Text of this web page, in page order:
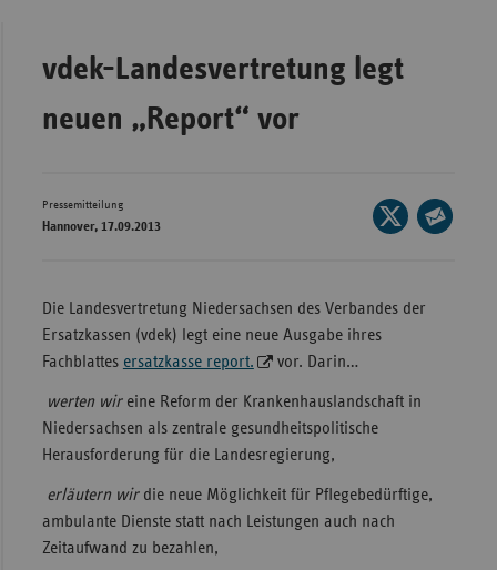
vdek-Landesvertretung legt
neuen „Report“ vor
Pressemitteilung
Hannover, 17.09.2013
Seite
auf
Die Landesvertretung Niedersachsen des Verbandes der
Ersatzkassen (vdek) legt eine neue Ausgabe ihres
Fachblattes ersatzkasse report. vor. Darin…
werten wireine Reform der Krankenhauslandschaft in
Niedersachsen als zentrale gesundheitspolitische
Herausforderung für die Landesregierung,
erläutern wir die neue Möglichkeit für Pflegebedürftige,
ambulante Dienste statt nach Leistungen auch nach
Zeitaufwand zu bezahlen,